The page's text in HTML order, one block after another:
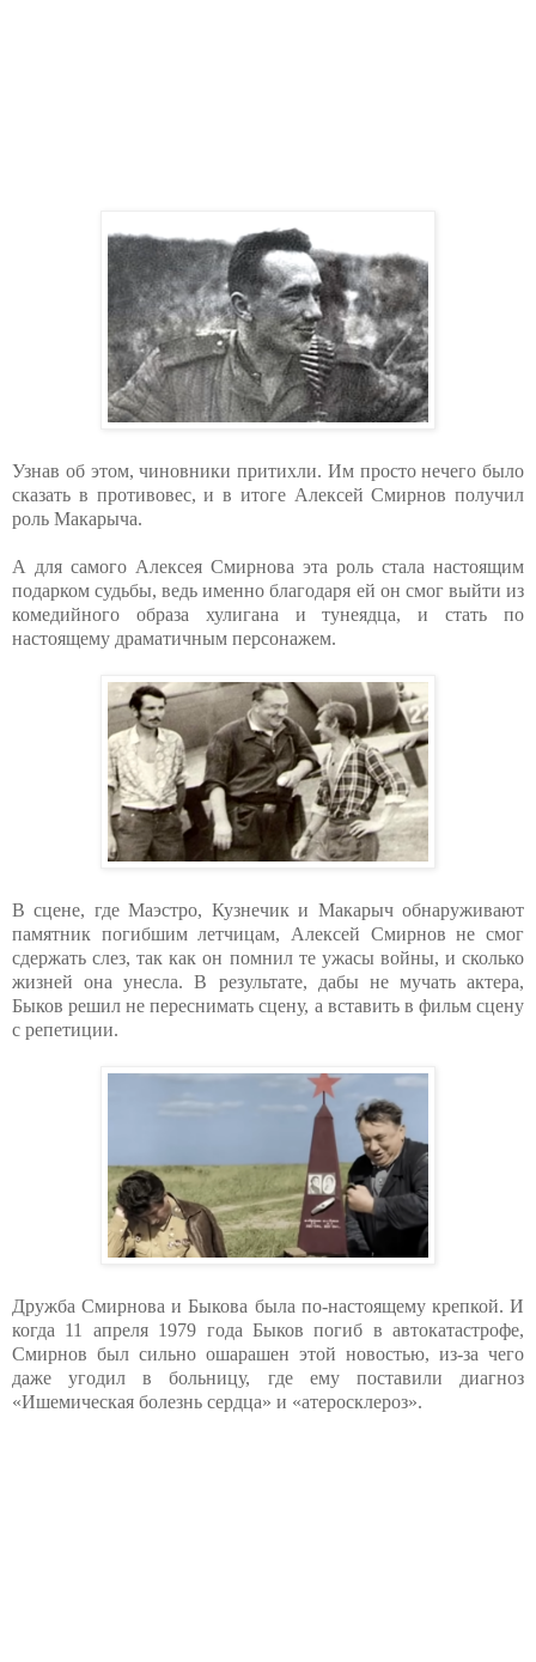
Узнав об этом, чиновники притихли. Им просто нечего было
сказать в противовес, и в итоге Алексей Смирнов получил
роль Макарыча.
А для самого Алексея Смирнова эта роль стала настоящим
подарком судьбы, ведь именно благодаря ей он смог выйти из
комедийного образа хулигана и тунеядца, и стать по
настоящему драматичным персонажем.
В сцене, где Маэстро, Кузнечик и Макарыч обнаруживают
памятник погибшим летчицам, Алексей Смирнов не смог
сдержать слез, так как он помнил те ужасы войны, и сколько
жизней она унесла. В результате, дабы не мучать актера,
Быков решил не переснимать сцену, а вставить в фильм сцену
с репетиции.
Дружба Смирнова и Быкова была по-настоящему крепкой. И
когда 11 апреля 1979 года Быков погиб в автокатастрофе,
Смирнов был сильно ошарашен этой новостью, из-за чего
даже угодил в больницу, где ему поставили диагноз
«Ишемическая болезнь сердца» и «атеросклероз».